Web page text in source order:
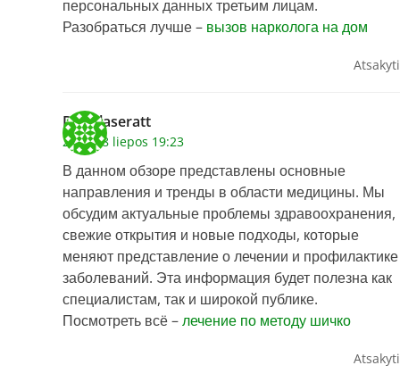
персональных данных третьим лицам.
Разобраться лучше – вызов нарколога на дом
Atsakyti
Douglaseratt
2026 28 liepos 19:23
В данном обзоре представлены основные
направления и тренды в области медицины. Мы
обсудим актуальные проблемы здравоохранения,
свежие открытия и новые подходы, которые
меняют представление о лечении и профилактике
заболеваний. Эта информация будет полезна как
специалистам, так и широкой публике.
Посмотреть всё –лечение по методу шичко
Atsakyti